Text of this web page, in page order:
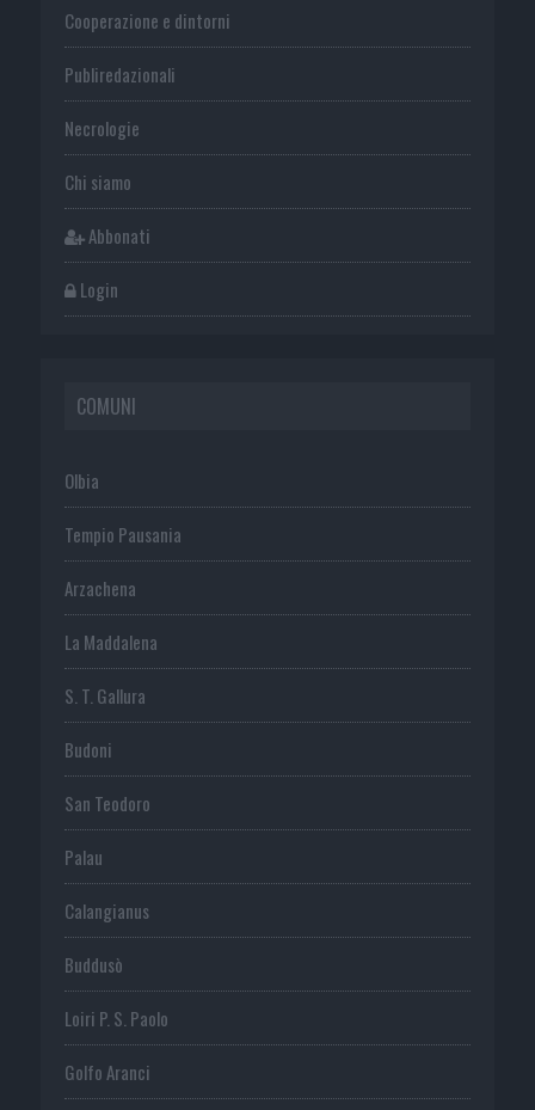
Cooperazione e dintorni
Publiredazionali
Necrologie
Chi siamo
Abbonati
Login
COMUNI
Olbia
Tempio Pausania
Arzachena
La Maddalena
S. T. Gallura
Budoni
San Teodoro
Palau
Calangianus
Buddusò
Loiri P. S. Paolo
Golfo Aranci